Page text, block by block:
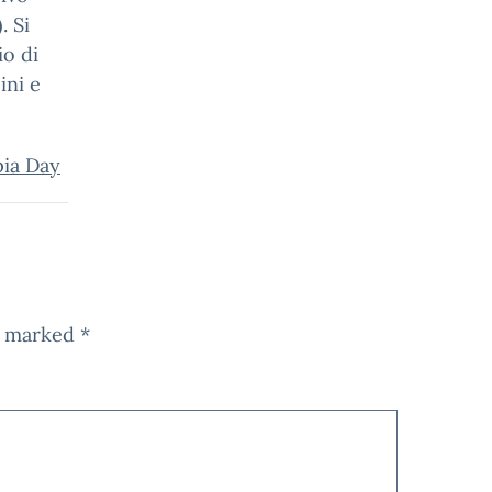
Si
di
e
Day
marked *